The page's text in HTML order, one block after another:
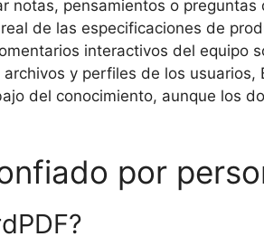
notas, pensamientos o
de las especificaciones de
interactivos del equipo
y perfiles de los
del conocimiento, aunque los
por